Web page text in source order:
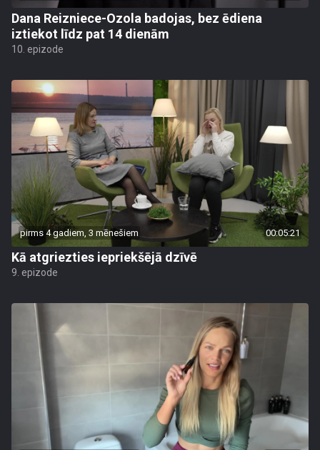
Dana Reizniece-Ozola badojas, bez ēdiena
iztiekot līdz pat 14 dienām
10. epizode
pirms 4 gadiem, 3 mēnešiem 00:05:21
Kā atgriezties iepriekšējā dzīvē
9. epizode